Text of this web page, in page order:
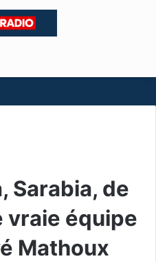
Sarabia, de
vraie équipe
Mathoux